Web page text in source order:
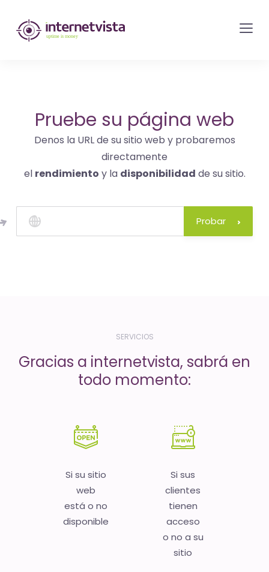
Monitorización
de
del
sitio
web
los
servicios
de
oro
Pruebe su página web
Denos la URL de su sitio web y probaremos
directamente
el rendimiento y la disponibilidad de su sitio.
Probar
SERVICIOS
Gracias a internetvista, sabrá en
todo momento:
Si su sitio
web
está o no
disponible
Si sus
clientes
tienen
acceso
o no a su
sitio